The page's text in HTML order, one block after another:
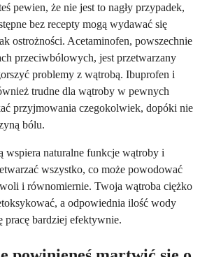
pewien, że nie jest to nagły przypadek,
bez recepty mogą wydawać się
ostrożności. Acetaminofen, powszechnie
przeciwbólowych, jest przetwarzany
problemy z wątrobą. Ibuprofen i
trudne dla wątroby w pewnych
przyjmowania czegokolwiek, dopóki nie
bólu.
wspiera naturalne funkcje wątroby i
wszystko, co może powodować
i równomiernie. Twoja wątroba ciężko
a odpowiednia ilość wody
bardziej efektywnie.